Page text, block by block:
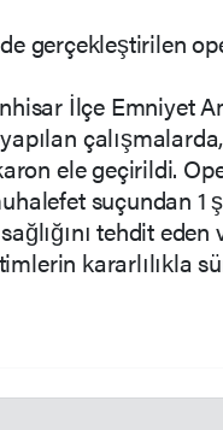
gerçekleştirilen
İlçe Emniyet
ele geçirildi.
suçundan 1
tehdit
kararlılıkla